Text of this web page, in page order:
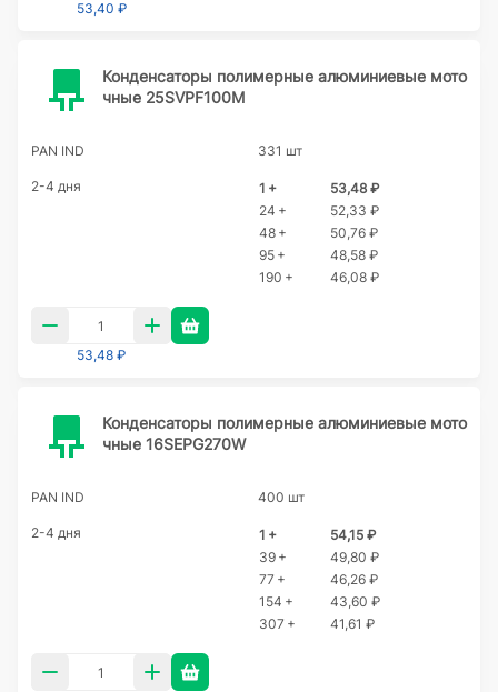
53,40 ₽
Конденсаторы полимерные алюминиевые мото
чные 25SVPF100M
PAN IND 331 шт
2-4 дня 1 +
53,48 ₽
24 +
52,33 ₽
48 +
50,76 ₽
95 +
48,58 ₽
190 +
46,08 ₽
53,48 ₽
Конденсаторы полимерные алюминиевые мото
чные 16SEPG270W
PAN IND 400 шт
2-4 дня 1 +
54,15 ₽
39 +
49,80 ₽
77 +
46,26 ₽
154 +
43,60 ₽
307 +
41,61 ₽